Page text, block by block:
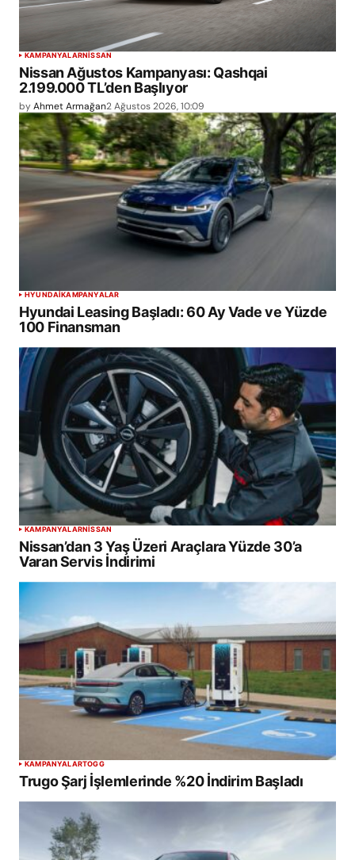
KAMPANYALARNISSAN
Nissan Ağustos Kampanyası: Qashqai
2.199.000 TL’den Başlıyor
byAhmet Armağan2 Ağustos 2026, 10:09
HYUNDAIKAMPANYALAR
Hyundai Leasing Başladı: 60 Ay Vade ve Yüzde
100 Finansman
KAMPANYALARNISSAN
Nissan’dan 3 Yaş Üzeri Araçlara Yüzde 30’a
Varan Servis İndirimi
KAMPANYALARTOGG
Trugo Şarj İşlemlerinde %20 İndirim Başladı